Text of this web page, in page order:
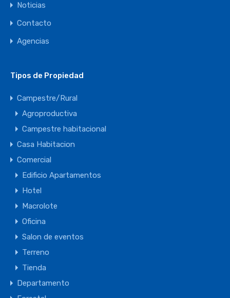
Noticias
Contacto
Agencias
Tipos de Propiedad
Campestre/Rural
Agroproductiva
Campestre habitacional
Casa Habitacion
Comercial
Edificio Apartamentos
Hotel
Macrolote
Oficina
Salon de eventos
Terreno
Tienda
Departamento